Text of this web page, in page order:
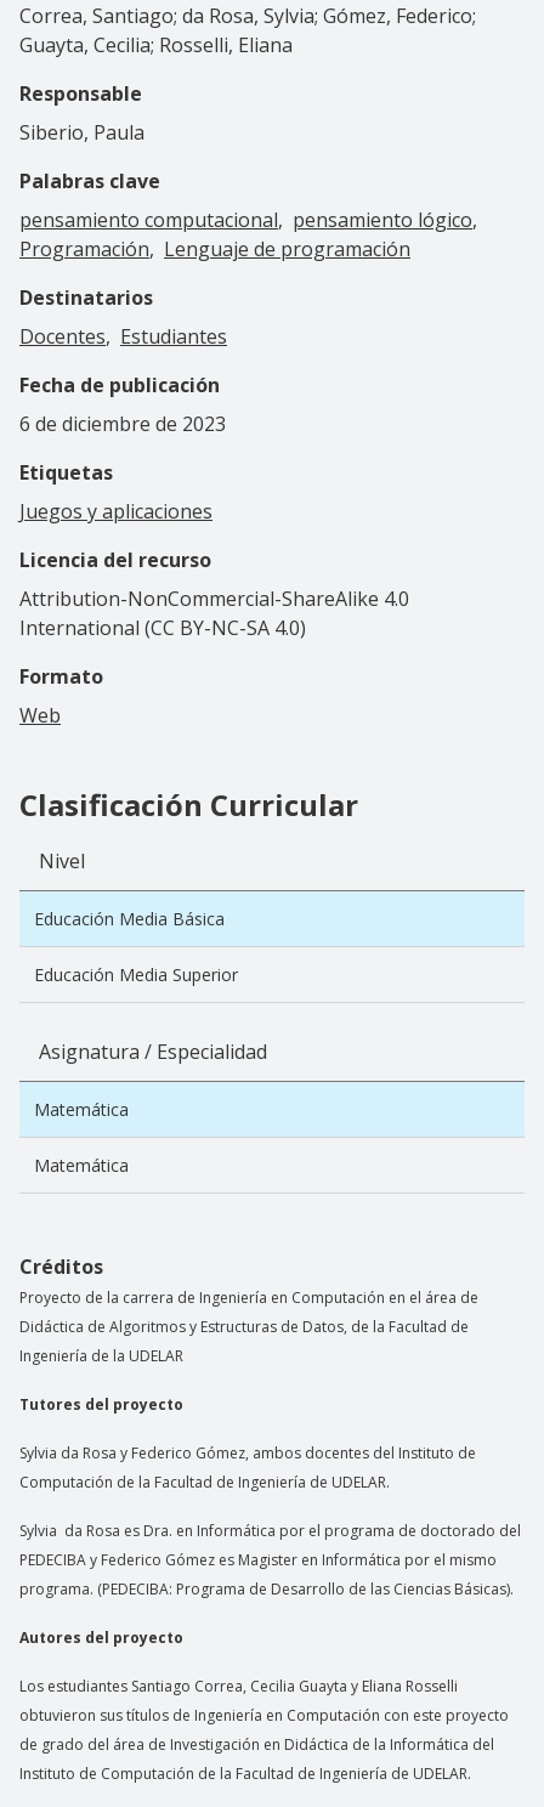
Correa, Santiago; da Rosa, Sylvia; Gómez, Federico;
Guayta, Cecilia; Rosselli, Eliana
Responsable
Siberio, Paula
Palabras clave
pensamiento computacional
pensamiento lógico
Programación
Lenguaje de programación
Destinatarios
Docentes
Estudiantes
Fecha de publicación
6 de diciembre de 2023
Etiquetas
Juegos y aplicaciones
Licencia del recurso
Attribution-NonCommercial-ShareAlike 4.0
International (CC BY-NC-SA 4.0)
Formato
Web
Clasificación Curricular
Nivel
Educación Media Básica
Educación Media Superior
Asignatura / Especialidad
Matemática
Matemática
Créditos
Proyecto de la carrera de Ingeniería en Computación en el área de
Didáctica de Algoritmos y Estructuras de Datos, de la Facultad de
Ingeniería de la UDELAR
Tutores del proyecto
Sylvia da Rosa y Federico Gómez, ambos docentes del Instituto de
Computación de la Facultad de Ingeniería de UDELAR.
Sylvia da Rosa es Dra. en Informática por el programa de doctorado del
PEDECIBA y Federico Gómez es Magister en Informática por el mismo
programa. (PEDECIBA: Programa de Desarrollo de las Ciencias Básicas).
Autores del proyecto
Los estudiantes Santiago Correa, Cecilia Guayta y Eliana Rosselli
obtuvieron sus títulos de Ingeniería en Computación con este proyecto
de grado del área de Investigación en Didáctica de la Informática del
Instituto de Computación de la Facultad de Ingeniería de UDELAR.